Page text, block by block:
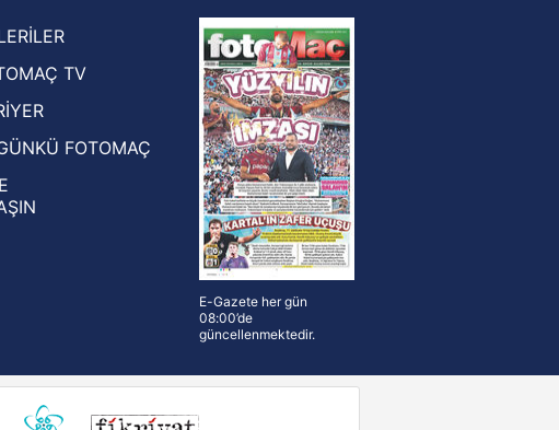
Hernan Crespo, Meksika Ligi
ekiplerinden Atlas'ın yeni teknik direktörü
oldu TV
FOTOMAÇ
E-Gazete her gün
08:00’de
güncellenmektedir.